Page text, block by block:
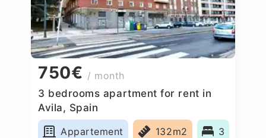
750€ / month
3 bedrooms apartment for rent in
Avila, Spain
Appartement
132m2 3